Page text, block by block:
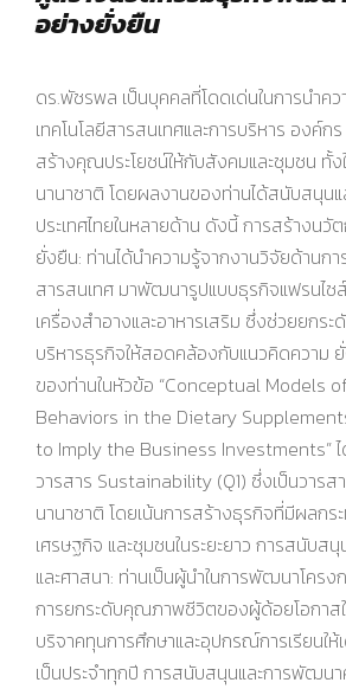
อย่างยั่งยืน
ดร.พัชรพล เป็นบุคคลที่โดดเด่นในการนำค
เทคโนโลยีสารสนเทศและการบริหาร องค์ก
สร้างคุณประโยชน์ให้กับสังคมและชุมชน ทั้ง
นานาชาติ โดยผลงานของท่านได้สนับสนุนแ
ประเทศไทยในหลายด้าน ดังนี้ การสร้างนวั
ยั่งยืน: ท่านได้นำความรู้จากงานวิจัยด้านกา
สารสนเทศ มาพัฒนารูปแบบธุรกิจแฟรนไช
เครื่องสำอางและอาหารเสริม ซึ่งช่วยยกร
บริหารธุรกิจให้สอดคล้องกับแนวคิดความ
ของท่านในหัวข้อ “Conceptual Models
Behaviors in the Dietary
to Imply the Business Investments”
วารสาร Sustainability (Q1) ซึ่งเป็นวารส
นานาชาติ โดยเน้นการสร้างธุรกิจที่มีผลกร
เศรษฐกิจ และชุมชนในระยะยาว การสนับส
และศาสนา: ท่านเป็นผู้นำในการพัฒนาโคร
การยกระดับคุณภาพชีวิตของผู้ด้อยโอกาส
บริจาคทุนการศึกษาและอุปกรณ์การเรียนให้
เป็นประจำทุกปี การสนับสนุนและการพัฒน